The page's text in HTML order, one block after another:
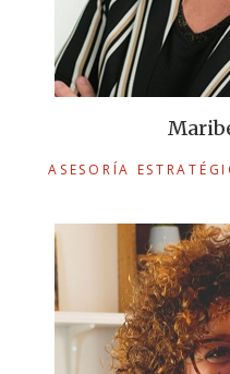
ASESORÍA